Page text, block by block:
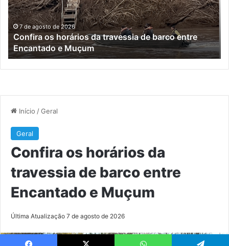
do
trade
turístico
7 de agosto de 2026
Turisvales 2026 recebe 1200 profissionais do trade
turístico